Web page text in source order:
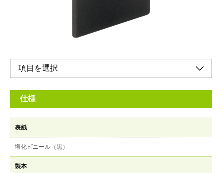
スケジュールや情報を一冊で管理できるデスクトップタイプで
す。もちろん携帯できる強度とスタイリングを兼ね備えていま
仕様
表紙
塩化ビニール（黒）
製本